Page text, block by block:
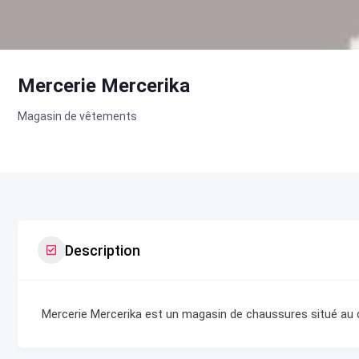
Mercerie Mercerika
Magasin de vêtements
Description
Mercerie Mercerika est un magasin de chaussures situé